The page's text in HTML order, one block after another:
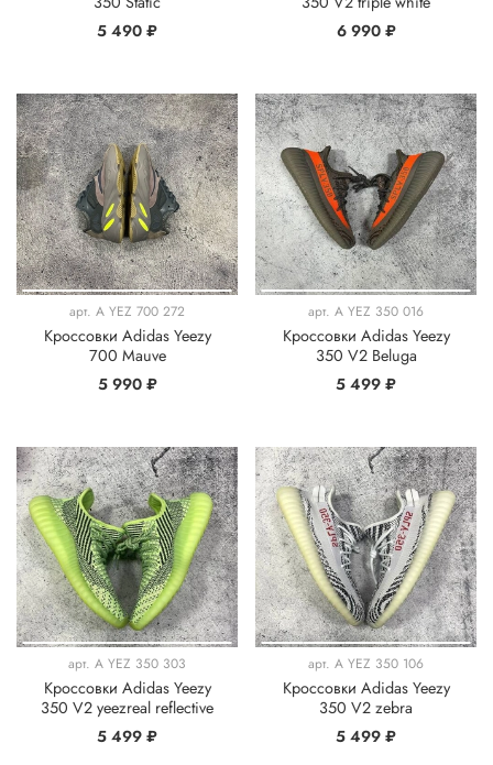
5 490 ₽
6 990 ₽
арт. A YEZ 700 272
Кроссовки Adidas Yeezy
700 Mauve
5 990 ₽
арт. A YEZ 350 016
Кроссовки Adidas Yeezy
350 V2 Beluga
5 499 ₽
арт. A YEZ 350 303
Кроссовки Adidas Yeezy
350 V2 yeezreal reflective
5 499 ₽
арт. A YEZ 350 106
Кроссовки Adidas Yeezy
350 V2 zebra
5 499 ₽